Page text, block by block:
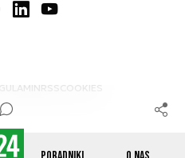
RSS COOKIES